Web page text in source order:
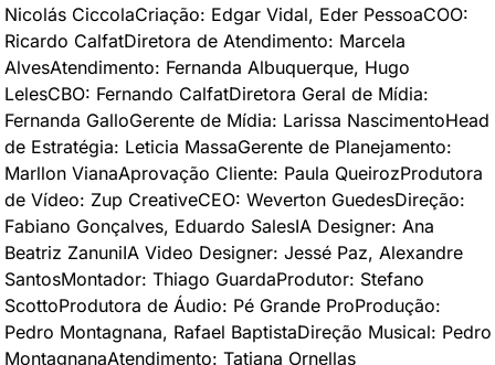
Nicolás CiccolaCriação: Edgar Vidal, Eder PessoaCOO:
Ricardo CalfatDiretora de Atendimento: Marcela
AlvesAtendimento: Fernanda Albuquerque, Hugo
LelesCBO: Fernando CalfatDiretora Geral de Mídia:
Fernanda GalloGerente de Mídia: Larissa NascimentoHead
de Estratégia: Leticia MassaGerente de Planejamento:
Marllon VianaAprovação Cliente: Paula QueirozProdutora
de Vídeo: Zup CreativeCEO: Weverton GuedesDireção:
Fabiano Gonçalves, Eduardo SalesIA Designer: Ana
Beatriz ZanuniIA Video Designer: Jessé Paz, Alexandre
SantosMontador: Thiago GuardaProdutor: Stefano
ScottoProdutora de Áudio: Pé Grande ProProdução:
Pedro Montagnana, Rafael BaptistaDireção Musical: Pedro
MontagnanaAtendimento: Tatiana Ornellas